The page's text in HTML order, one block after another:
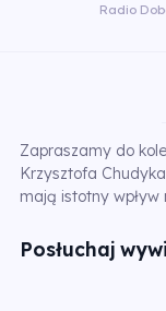
Radio
Zapraszamy do
Krzysztofa
mają istotny wpływ
Posłuchaj